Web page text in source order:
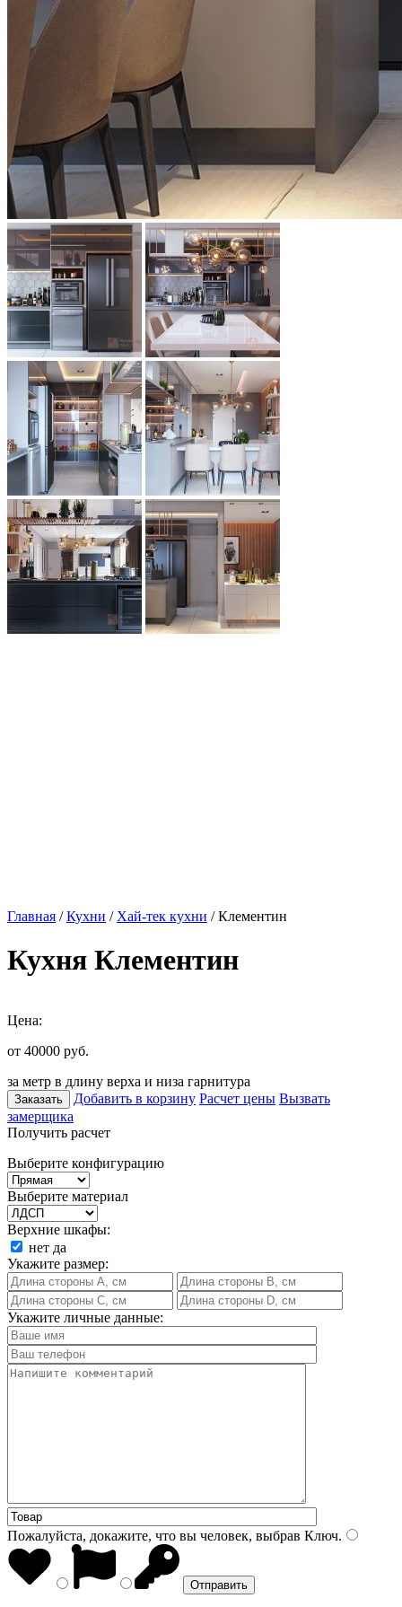
Главная /Кухни / Хай-тек кухни / Клементин
Кухня Клементин
Цена:
от 40000 руб.
за метр в длину верха и низа гарнитура
Заказать Добавить в корзину Расчет цены Вызвать
замерщика
Получить расчет
Выберите конфигурацию
Выберите материал
Верхние шкафы:
нет да
Укажите размер:
Укажите личные данные:
Пожалуйста, докажите, что вы человек, выбрав Ключ.